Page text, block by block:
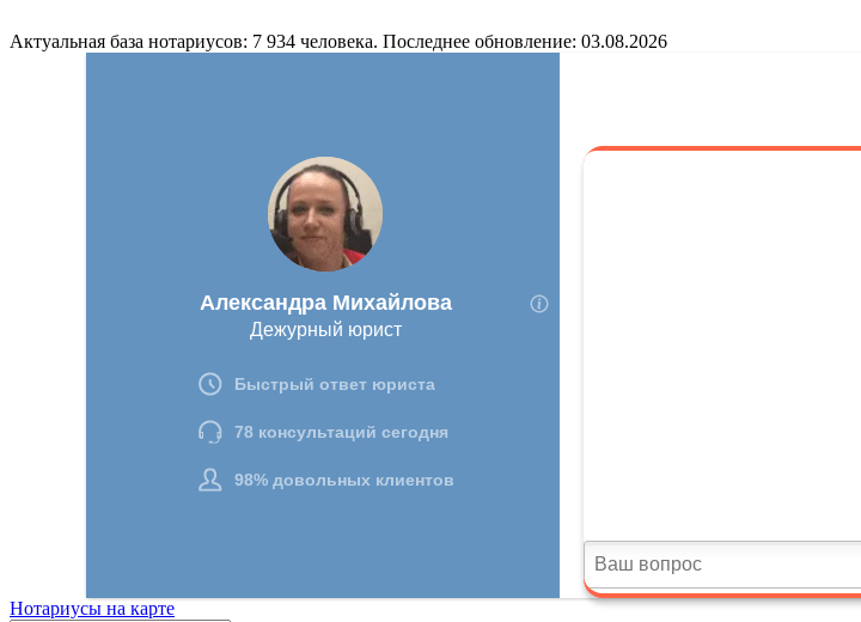
Актуальная база нотариусов: 7 934 человека. Последнее обновление: 03.08.2026
Нотариусы на карте